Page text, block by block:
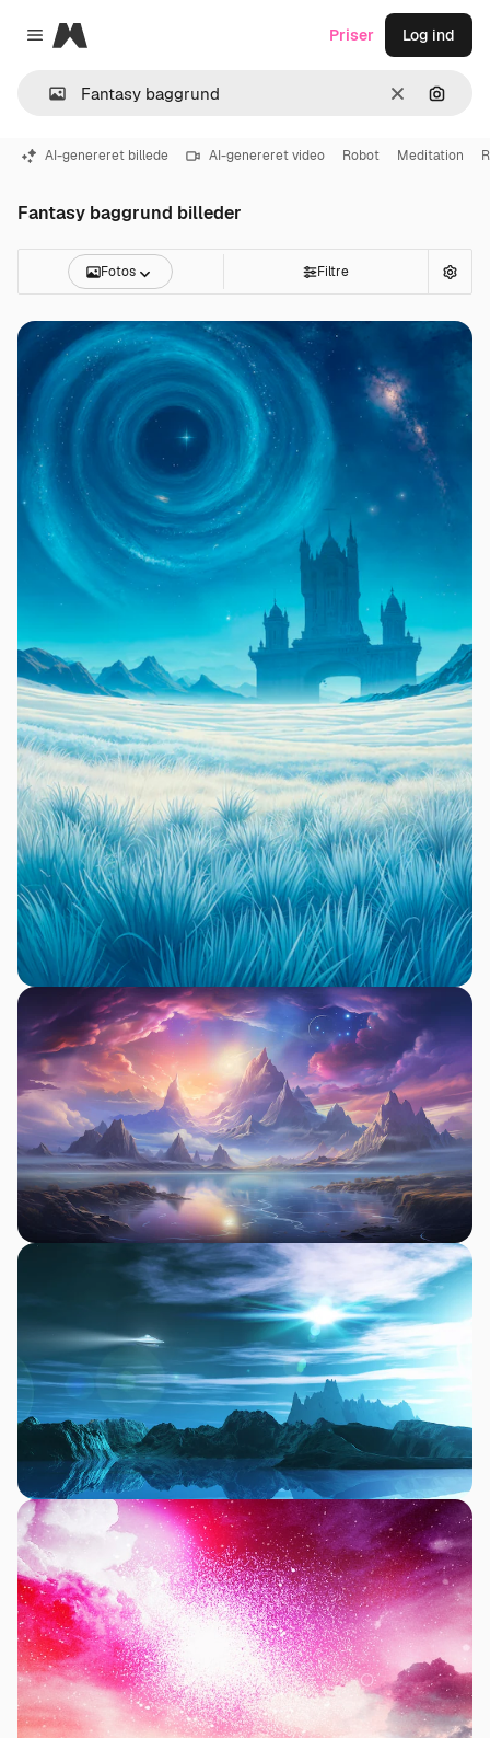
Close menu
Magnific
Klar Søg
Priser Log ind
AI-genereret billede AI-genereret video Robot Meditation
Fantasy baggrund billeder
Fotos Filtre